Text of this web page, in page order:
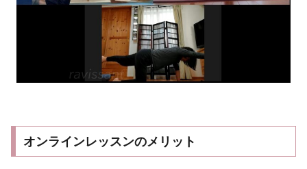
オンラインレッスンのメリット